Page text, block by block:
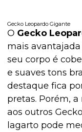
Gecko Leopardo Gigante
O Gecko
mais avantajada
seu corpo é
e suaves tons
destaque fica
pretas. Porém,
aos outros
lagarto pode